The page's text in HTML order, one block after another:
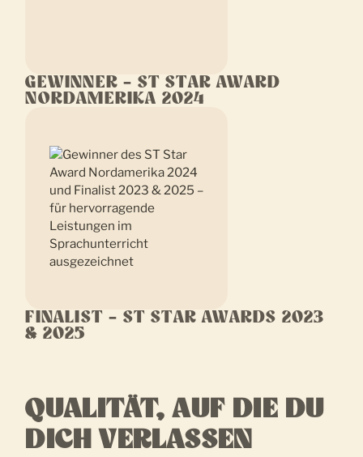
GEWINNER – ST STAR AWARD
NORDAMERIKA 2024
FINALIST – ST STAR AWARDS 2023
& 2025
QUALITÄT, AUF DIE DU
DICH VERLASSEN